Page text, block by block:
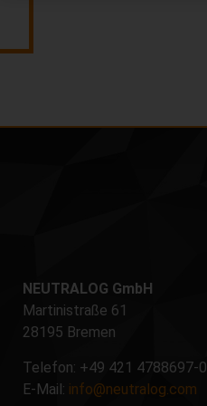
NEUTRALOG GmbH
Martinistraße 61
28195 Bremen
Telefon: +49 421 4788697-0
E-Mail: info@neutralog.com